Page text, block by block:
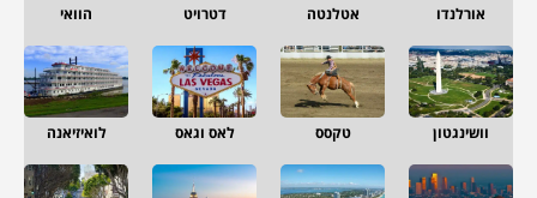
אורלנדו אטלנטה דטרויט הוואי
וושינגטון טקסס לאס וגאס לואיזיאנה